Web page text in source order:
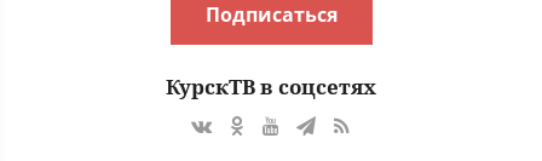
Подписаться
КурскТВ в соцсетях